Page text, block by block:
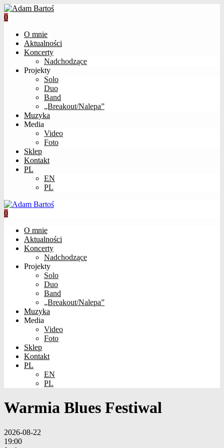
0
O mnie
Aktualności
Koncerty
Nadchodzące
Projekty
Solo
Duo
Band
„Breakout/Nalepa”
Muzyka
Media
Video
Foto
Sklep
Kontakt
PL
EN
PL
0
O mnie
Aktualności
Koncerty
Nadchodzące
Projekty
Solo
Duo
Band
„Breakout/Nalepa”
Muzyka
Media
Video
Foto
Sklep
Kontakt
PL
EN
PL
Warmia Blues Festiwal
2026-08-22
19:00